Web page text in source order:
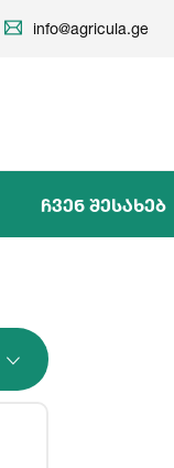
info@agricula.ge
Ჩვენ Შესახებ